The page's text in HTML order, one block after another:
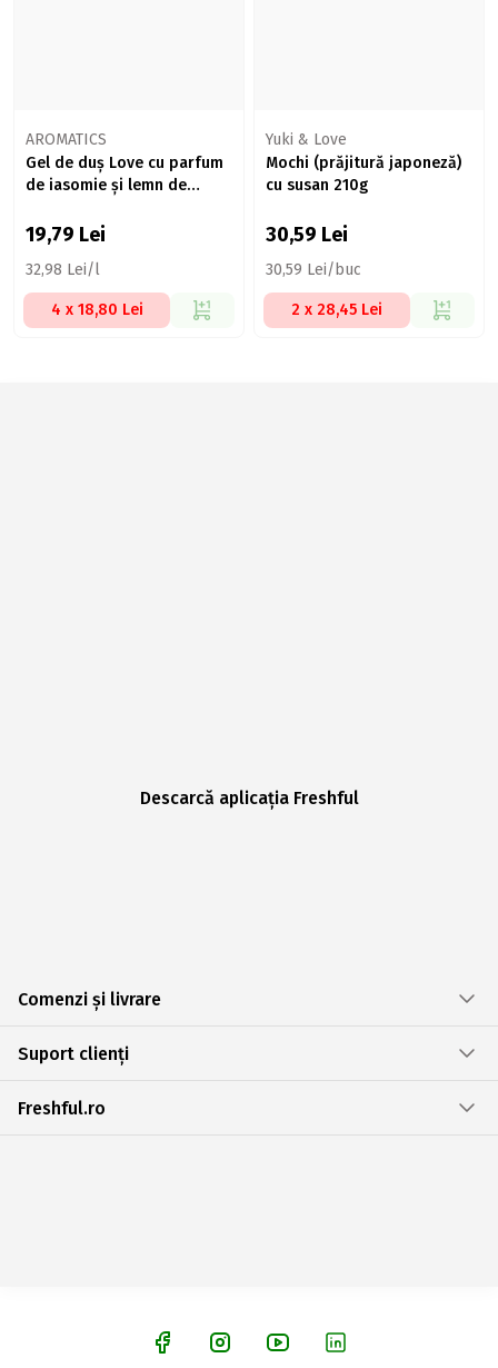
AROMATICS
Gel de duș Love cu parfum
de iasomie și lemn de
aloe 600ml
19,79 Lei
32,98 Lei/l
4 x 18,80 Lei
Yuki & Love
Mochi (prăjitură japoneză)
cu susan 210g
30,59 Lei
30,59 Lei/buc
2 x 28,45 Lei
Descarcă aplicația Freshful
Comenzi și livrare
Suport clienți
Freshful.ro